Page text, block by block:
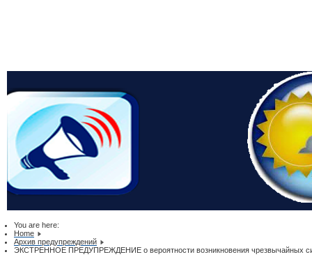
You are here:
Home
Архив предупреждений
ЭКСТРЕННОЕ ПРЕДУПРЕЖДЕНИЕ о вероятности возникновения чрезвычайных